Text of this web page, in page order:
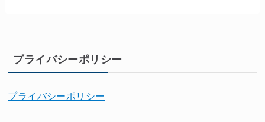
プライバシーポリシー
プライバシーポリシー